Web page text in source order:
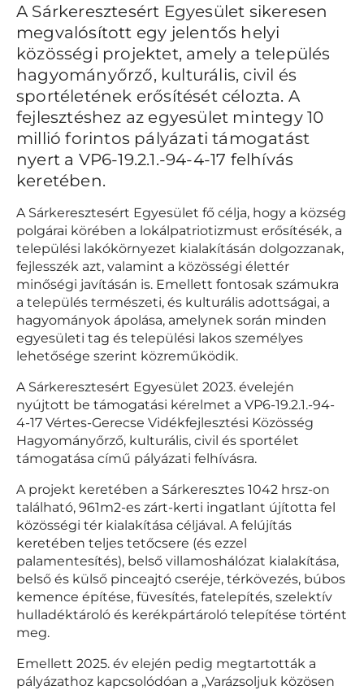
A Sárkeresztesért Egyesület sikeresen
megvalósított egy jelentős helyi
közösségi projektet, amely a település
hagyományőrző, kulturális, civil és
sportéletének erősítését célozta. A
fejlesztéshez az egyesület mintegy 10
millió forintos pályázati támogatást
nyert a VP6-19.2.1.-94-4-17 felhívás
keretében.
A Sárkeresztesért Egyesület fő célja, hogy a község
polgárai körében a lokálpatriotizmust erősítésék, a
települési lakókörnyezet kialakításán dolgozzanak,
fejlesszék azt, valamint a közösségi élettér
minőségi javításán is. Emellett fontosak számukra
a település természeti, és kulturális adottságai, a
hagyományok ápolása, amelynek során minden
egyesületi tag és települési lakos személyes
lehetősége szerint közreműködik.
A Sárkeresztesért Egyesület 2023. évelején
nyújtott be támogatási kérelmet a VP6-19.2.1.-94-
4-17 Vértes-Gerecse Vidékfejlesztési Közösség
Hagyományőrző, kulturális, civil és sportélet
támogatása című pályázati felhívásra.
A projekt keretében a Sárkeresztes 1042 hrsz-on
található, 961m2-es zárt-kerti ingatlant újította fel
közösségi tér kialakítása céljával. A felújítás
keretében teljes tetőcsere (és ezzel
palamentesítés), belső villamoshálózat kialakítása,
belső és külső pinceajtó cseréje, térkövezés, búbos
kemence építése, füvesítés, fatelepítés, szelektív
hulladéktároló és kerékpártároló telepítése történt
meg.
Emellett 2025. év elején pedig megtartották a
pályázathoz kapcsolódóan a „Varázsoljuk közösen